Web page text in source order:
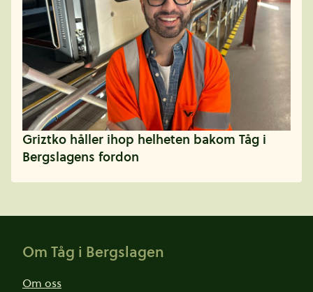
Griztko håller ihop helheten bakom Tåg i
Bergslagens fordon
Om Tåg i Bergslagen
Om oss